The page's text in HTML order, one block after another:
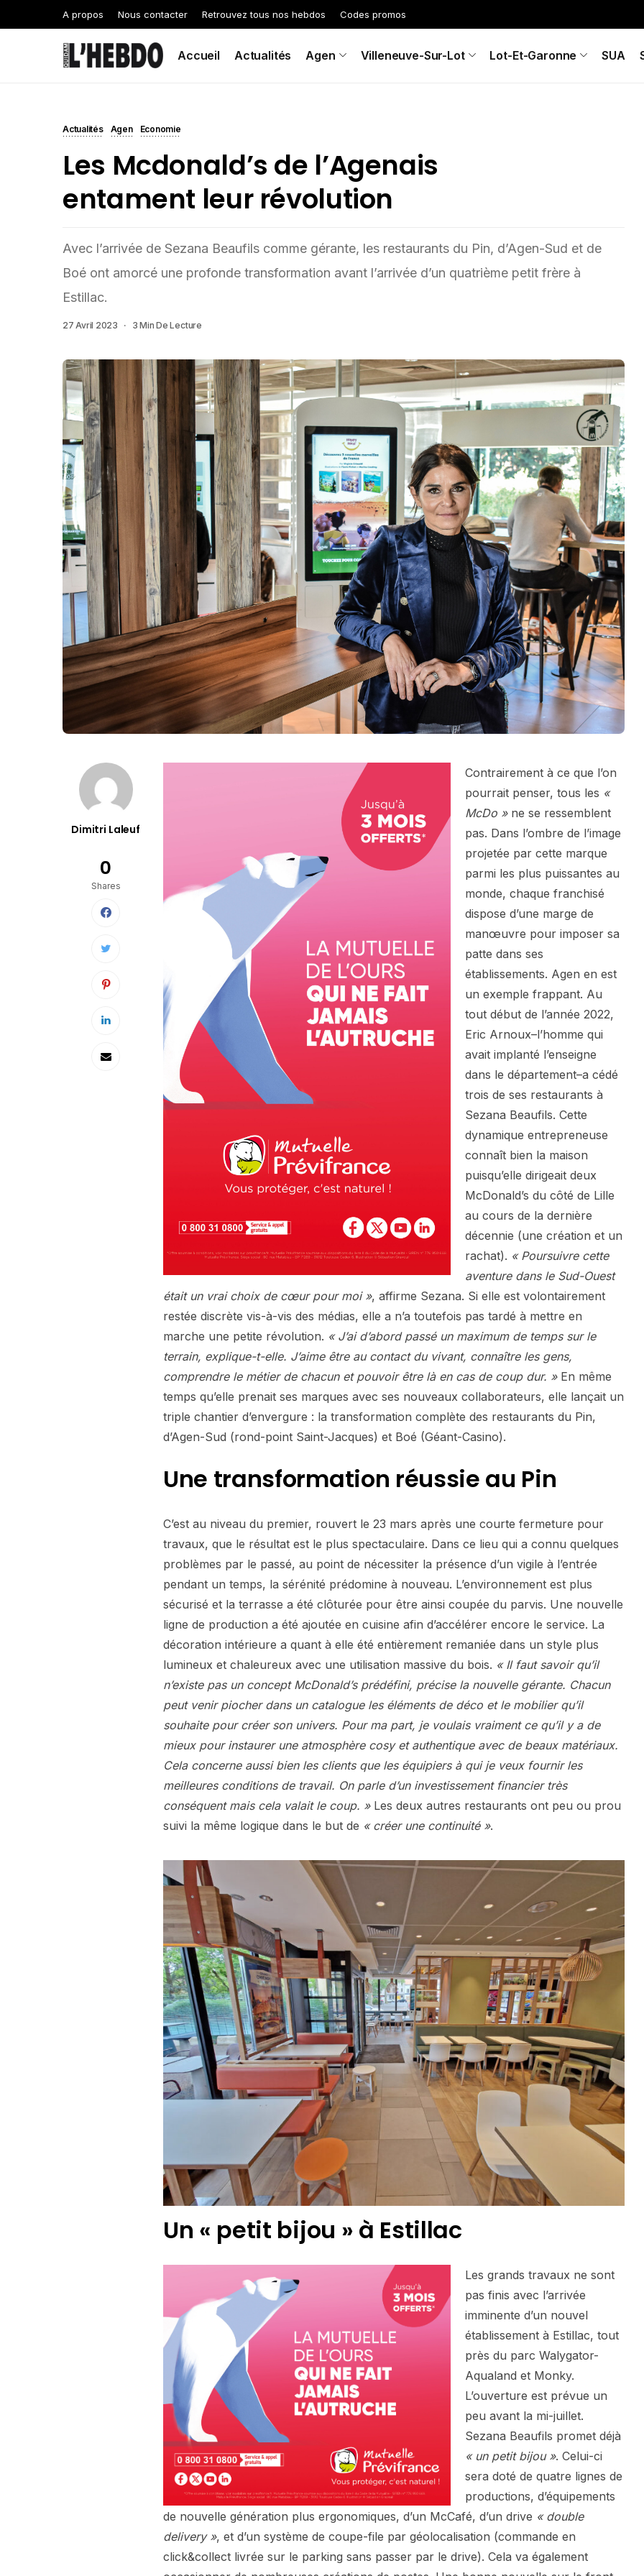
A propos Nous contacter Retrouvez tous nos hebdos Codes promos
Accueil Actualités Agen Villeneuve-Sur-Lot Lot-Et-Garonne SUA
Actualités Agen Economie
Les Mcdonald’s de l’Agenais
entament leur révolution
Avec l’arrivée de Sezana Beaufils comme gérante, les restaurants du Pin, d’Agen-Sud et de
Boé ont amorcé une profonde transformation avant l’arrivée d’un quatrième petit frère à
Estillac.
27 Avril 2023 3 Min De Lecture
Dimitri Laleuf
0
Shares
Contrairement à ce que l’on
pourrait penser, tous les «
McDo »ne se ressemblent
pas. Dans l’ombre de l’image
projetée par cette marque
parmi les plus puissantes au
monde, chaque franchisé
dispose d’une marge de
manœuvre pour imposer sa
patte dans ses
établissements. Agen en est
un exemple frappant. Au
tout début de l’année 2022,
Eric Arnoux–l’homme qui
avait implanté l’enseigne
dans le département–a cédé
trois de ses restaurants à
Sezana Beaufils. Cette
dynamique entrepreneuse
connaît bien la maison
puisqu’elle dirigeait deux
McDonald’s du côté de Lille
au cours de la dernière
décennie (une création et un
rachat). « Poursuivre cette
aventure dans le Sud-Ouest
était un vrai choix de cœur pour moi », affirme Sezana. Si elle est volontairement
restée discrète vis-à-vis des médias, elle a n’a toutefois pas tardé à mettre en
marche une petite révolution. « J’ai d’abord passé un maximum de temps sur le
terrain, explique-t-elle. J’aime être au contact du vivant, connaître les gens,
comprendre le métier de chacun et pouvoir être là en cas de coup dur. » En même
temps qu’elle prenait ses marques avec ses nouveaux collaborateurs, elle lançait un
triple chantier d’envergure : la transformation complète des restaurants du Pin,
d’Agen-Sud (rond-point Saint-Jacques) et Boé (Géant-Casino).
Une transformation réussie au Pin
C’est au niveau du premier, rouvert le 23 mars après une courte fermeture pour
travaux, que le résultat est le plus spectaculaire. Dans ce lieu qui a connu quelques
problèmes par le passé, au point de nécessiter la présence d’un vigile à l’entrée
pendant un temps, la sérénité prédomine à nouveau. L’environnement est plus
sécurisé et la terrasse a été clôturée pour être ainsi coupée du parvis. Une nouvelle
ligne de production a été ajoutée en cuisine afin d’accélérer encore le service. La
décoration intérieure a quant à elle été entièrement remaniée dans un style plus
lumineux et chaleureux avec une utilisation massive du bois. « Il faut savoir qu’il
n’existe pas un concept McDonald’s prédéfini, précise la nouvelle gérante. Chacun
peut venir piocher dans un catalogue les éléments de déco et le mobilier qu’il
souhaite pour créer son univers. Pour ma part, je voulais vraiment ce qu’il y a de
mieux pour instaurer une atmosphère cosy et authentique avec de beaux matériaux.
Cela concerne aussi bien les clients que les équipiers à qui je veux fournir les
meilleures conditions de travail. On parle d’un investissement financier très
conséquent mais cela valait le coup. »Les deux autres restaurants ont peu ou prou
suivi la même logique dans le but de « créer une continuité ».
Un « petit bijou » à Estillac
Les grands travaux ne sont
pas finis avec l’arrivée
imminente d’un nouvel
établissement à Estillac, tout
près du parc Walygator-
Aqualand et Monky.
L’ouverture est prévue un
peu avant la mi-juillet.
Sezana Beaufils promet déjà
« un petit bijou ». Celui-ci
sera doté de quatre lignes de
productions, d’équipements
de nouvelle génération plus ergonomiques, d’un McCafé, d’un drive « double
delivery », et d’un système de coupe-file par géolocalisation (commande en
click&collect livrée sur le parking sans passer par le drive). Cela va également